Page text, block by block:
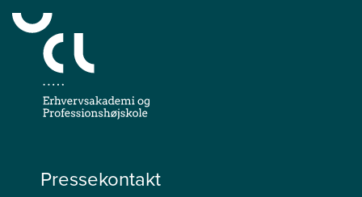
Pressekontakt